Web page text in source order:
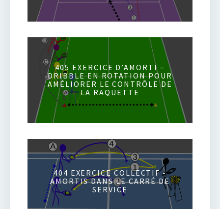
405 EXERCICE D’AMORTI –
DRIBBLE EN ROTATION POUR
AMÉLIORER LE CONTRÔLE DE
LA RAQUETTE
404 EXERCICE COLLECTIF -
AMORTIS DANS LE CARRÉ DE
SERVICE